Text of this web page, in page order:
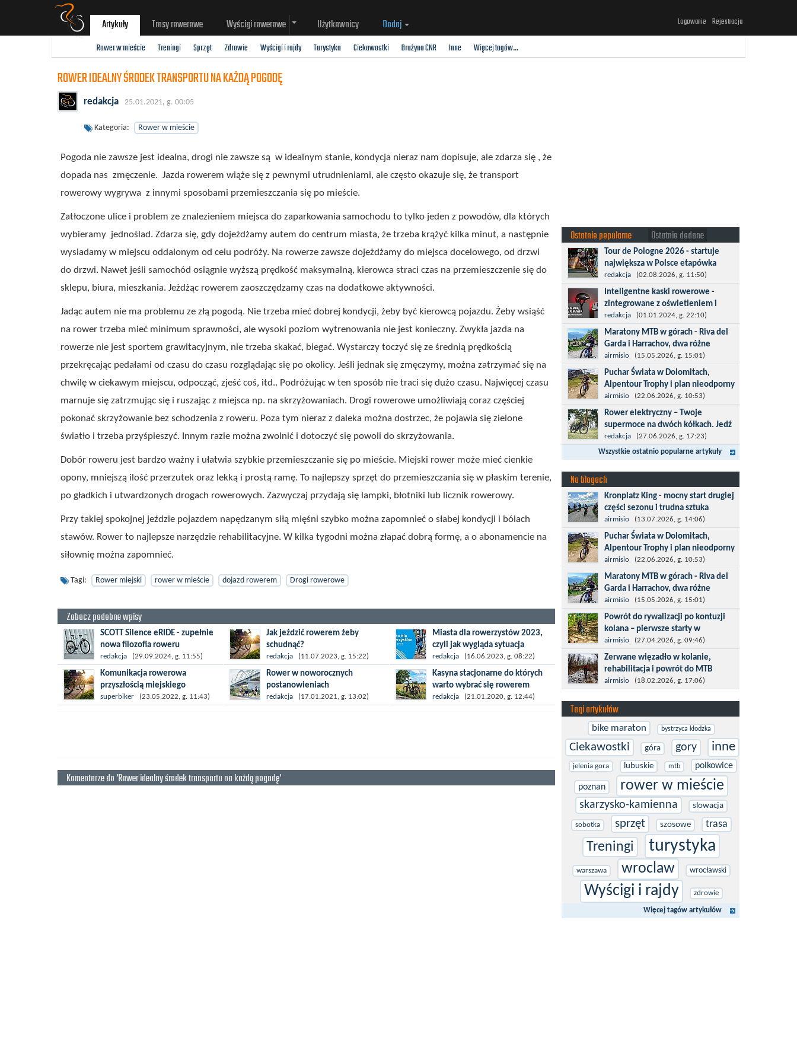
Logowanie Rejestracja
Artykuły Trasy rowerowe Wyścigi rowerowe Użytkownicy Dodaj
Rower w mieście Treningi Sprzęt Zdrowie Wyścigi i rajdy Turystyka Ciekawostki Drużyna CNR Inne Więcej tagów...
ROWER IDEALNY ŚRODEK TRANSPORTU NA KAŻDĄ POGODĘ
redakcja 25.01.2021, g. 00:05
Kategoria: Rower w mieście
Pogoda nie zawsze jest idealna, drogi nie zawsze są w idealnym stanie, kondycja nieraz nam dopisuje, ale zdarza się , że
dopada nas zmęczenie. Jazda rowerem wiąże się z pewnymi utrudnieniami, ale często okazuje się, że transport
rowerowy wygrywa z innymi sposobami przemieszczania się po mieście.
Zatłoczone ulice i problem ze znalezieniem miejsca do zaparkowania samochodu to tylko jeden z powodów, dla których
wybieramy jednoślad. Zdarza się, gdy dojeżdżamy autem do centrum miasta, że trzeba krążyć kilka minut, a następnie
wysiadamy w miejscu oddalonym od celu podróży. Na rowerze zawsze dojeżdżamy do miejsca docelowego, od drzwi
do drzwi. Nawet jeśli samochód osiągnie wyższą prędkość maksymalną, kierowca straci czas na przemieszczenie się do
sklepu, biura, mieszkania. Jeżdżąc rowerem zaoszczędzamy czas na dodatkowe aktywności.
Jadąc autem nie ma problemu ze złą pogodą. Nie trzeba mieć dobrej kondycji, żeby być kierowcą pojazdu. Żeby wsiąść
na rower trzeba mieć minimum sprawności, ale wysoki poziom wytrenowania nie jest konieczny. Zwykła jazda na
rowerze nie jest sportem grawitacyjnym, nie trzeba skakać, biegać. Wystarczy toczyć się ze średnią prędkością
przekręcając pedałami od czasu do czasu rozglądając się po okolicy. Jeśli jednak się zmęczymy, można zatrzymać się na
chwilę w ciekawym miejscu, odpocząć, zjeść coś, itd.. Podróżując w ten sposób nie traci się dużo czasu. Najwięcej czasu
marnuje się zatrzmując się i ruszając z miejsca np. na skrzyżowaniach. Drogi rowerowe umożliwiają coraz częściej
pokonać skrzyżowanie bez schodzenia z roweru. Poza tym nieraz z daleka można dostrzec, że pojawia się zielone
światło i trzeba przyśpieszyć. Innym razie można zwolnić i dotoczyć się powoli do skrzyżowania.
Dobór roweru jest bardzo ważny i ułatwia szybkie przemieszczanie się po mieście. Miejski rower może mieć cienkie
opony, mniejszą ilość przerzutek oraz lekką i prostą ramę. To najlepszy sprzęt do przemieszczania się w płaskim terenie,
po gładkich i utwardzonych drogach rowerowych. Zazwyczaj przydają się lampki, błotniki lub licznik rowerowy.
Przy takiej spokojnej jeździe pojazdem napędzanym siłą mięśni szybko można zapomnieć o słabej kondycji i bólach
stawów. Rower to najlepsze narzędzie rehabilitacyjne. W kilka tygodni można złapać dobrą formę, a o abonamencie na
siłownię można zapomnieć.
Tagi: Rower miejski rower w mieście dojazd rowerem Drogi rowerowe
Zobacz podobne wpisy
SCOTT Silence eRIDE - zupełnie
nowa filozofia roweru
miejskiego
Efektywne poruszanie się po
zatłoczonym mieście to prawdziwe
wyzwanie. Niezależnie od środka
komunikacji jaki wybierzemy
redakcja (29.09.2024, g. 11:55)
Jak jeździć rowerem żeby
schudnąć?
Wielu ludzi zmaga się z problemem
kontroli wagi. Niektórzy chcą jak
najlepiej wyglądać w sezonie
letnim, inni boją się konsekwencji...
redakcja (11.07.2023, g. 15:22)
Miasta dla rowerzystów 2023,
czyli jak wygląda sytuacja
cyklistów w Polsce?
Miasto przyjazne dla rowerzystów
to takie, które zapewnia im
bezpieczeństwo. Aby je zwiększyć,
należy działać wielotorowo –...
redakcja (16.06.2023, g. 08:22)
Komunikacja rowerowa
przyszłością miejskiego
transportu
superbiker (23.05.2022, g. 11:43)
Rower w noworocznych
postanowieniach
Dopiero co skończył się miniony
redakcja (17.01.2021, g. 13:02)
Kasyna stacjonarne do których
warto wybrać się rowerem
Podróżowanie na rowerze często
redakcja (21.01.2020, g. 12:44)
Komentarze do 'Rower idealny środek transportu na każdą pogodę'
Ostatnio popularne Ostatnio dodane
Tour de Pologne 2026 - startuje
największa w Polsce etapówka
kolarska
Tour de Pologne 2026 to jedno z
najbardziej prestiżowych wydarzeń
sportowych w Polsce. wyścig zaliczany
po raz 22. do prestiżowego cyklu UCI
World...
redakcja (02.08.2026, g. 11:50)
Inteligentne kaski rowerowe -
zintegrowane z oświetleniem i
kierunkowskazami
Temat bezpieczeństwa jazdy wchodzi
na nowy poziom. Do tej pory kask było
odpowiedzialny przede wszystkim za
bezpieczeństwo rowerzysty, ochronę...
redakcja (01.01.2024, g. 22:10)
Maratony MTB w górach - Riva del
Garda i Harrachov, dwa różne
wyzwania
Maj to idealny czas, by z płaskich i
szybkich wyścigów przejść do znacznie
bardziej ambitnych wyzwań, jakimi są
górskie wyścigi MTB....
airmisio (15.05.2026, g. 15:01)
Puchar Świata w Dolomitach,
Alpentour Trophy i plan nieodporny
na upadki
Czerwiec w moim planie oznaczał
wejście w najbardziej wymagający etap
i cel pierwszej części sezonu: Puchar
Świata w maratonie MTB w
Dolomitach...
airmisio (22.06.2026, g. 10:53)
Rower elektryczny – Twoje
supermoce na dwóch kółkach. Jedź
dalej,odkrywaj więcej
Marzenia o dalekich podróżach bez
ogromnego zmęczenia stają się
rzeczywistością dzięki nowoczesnym
technologiom ukrytym w
jednośladach....
redakcja (27.06.2026, g. 17:23)
Wszystkie ostatnio popularne artykuły
Na blogach
Kronplatz King - mocny start drugiej
części sezonu i trudna sztuka
odpoczynku
Kronplatz King, epicki MTB Maraton z
metą na 2275 m we włoskich Alpach –
łącznie 3000 metrów przewyższenia na
dystansie 60 km, ze...
airmisio (13.07.2026, g. 14:06)
Puchar Świata w Dolomitach,
Alpentour Trophy i plan nieodporny
na upadki
Czerwiec w moim planie oznaczał
wejście w najbardziej wymagający etap
i cel pierwszej części sezonu: Puchar
Świata w maratonie MTB w
Dolomitach...
airmisio (22.06.2026, g. 10:53)
Maratony MTB w górach - Riva del
Garda i Harrachov, dwa różne
wyzwania
Maj to idealny czas, by z płaskich i
szybkich wyścigów przejść do znacznie
bardziej ambitnych wyzwań, jakimi są
górskie wyścigi MTB....
airmisio (15.05.2026, g. 15:01)
Powrót do rywalizacji po kontuzji
kolana – pierwsze starty w
maratonach MTB
Prawdziwym testem po kontuzji kolana
i uszkodzeniu więzadeł jest powrót do
sportowej rywalizacji. Podczas
zawodów znikają bariery,...
airmisio (27.04.2026, g. 09:46)
Zerwane więzadło w kolanie,
rehabilitacja i powrót do MTB
W sporcie nie ma kalkulacji, niezależnie
startujesz w zawodach i chcesz po
prostu oddać się grze, dać z siebie...
airmisio (18.02.2026, g. 17:06)
Tagi artykułów
bike maraton bystrzyca kłodzka
Ciekawostki góra gory inne
jelenia gora lubuskie mtb polkowice
poznan rower w mieście
skarzysko-kamienna slowacja
sobotka sprzęt szosowe trasa
Treningi turystyka
warszawa wroclaw wrocławski
Wyścigi i rajdy zdrowie
Więcej tagów artykułów